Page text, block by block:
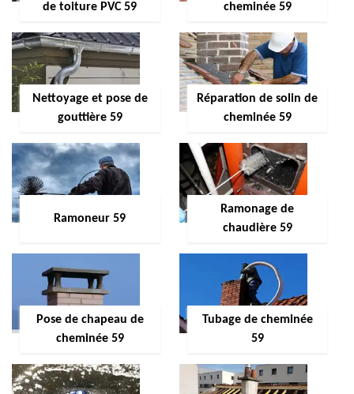
de toiture PVC 59
cheminée 59
Nettoyage et pose de
gouttière 59
Réparation de solin de
cheminée 59
Ramoneur 59
Ramonage de
chaudière 59
Pose de chapeau de
cheminée 59
Tubage de cheminée
59